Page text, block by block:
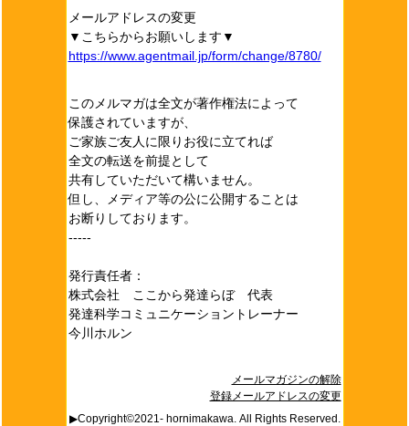
メールアドレスの変更
▼こちらからお願いします▼
https://www.agentmail.jp/form/change/8780/
このメルマガは全文が著作権法によって
保護されていますが、
ご家族ご友人に限りお役に立てれば
全文の転送を前提として
共有していただいて構いません。
但し、メディア等の公に公開することは
お断りしております。
-----
発行責任者：
株式会社 ここから発達らぼ 代表
発達科学コミュニケーショントレーナー
今川ホルン
メールマガジンの解除
登録メールアドレスの変更
▶Copyright©2021- hornimakawa. All Rights Reserved.